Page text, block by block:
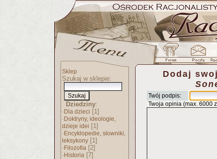
Sklep
Szukaj w sklepie:
Dziedziny:
· Dla dzieci [1]
· Doktryny, ideologie,
dzieje idei [1]
· Encyklopedie, słowniki,
leksykony [1]
· Filozofia [2]
· Historia [7]
Dodaj
Twój podpis:
Twoja opinia (max. 6000